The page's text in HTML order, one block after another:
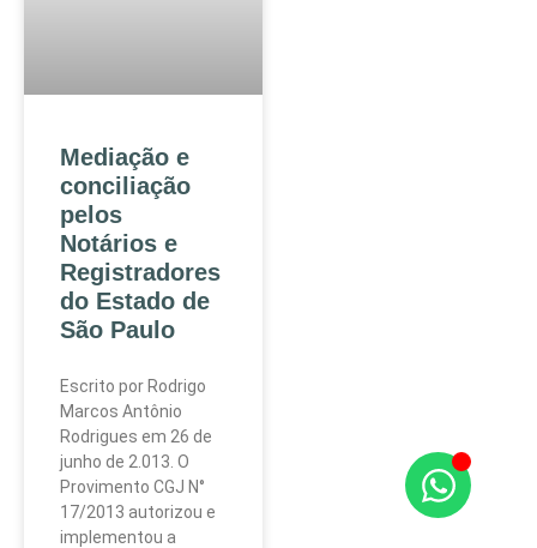
Mediação e
conciliação
pelos
Notários e
Registradores
do Estado de
São Paulo
Escrito por Rodrigo
Marcos Antônio
Rodrigues em 26 de
junho de 2.013. O
Provimento CGJ N°
17/2013 autorizou e
implementou a